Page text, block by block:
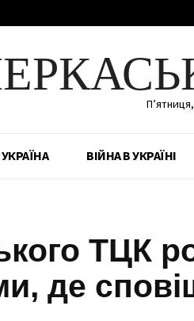
УКРАЇНА ВІЙНА В УКРАЇНІ
ТЦК
де